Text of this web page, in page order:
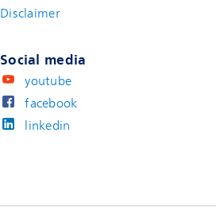
Disclaimer(new window)
Social media
youtube
facebook
linkedin